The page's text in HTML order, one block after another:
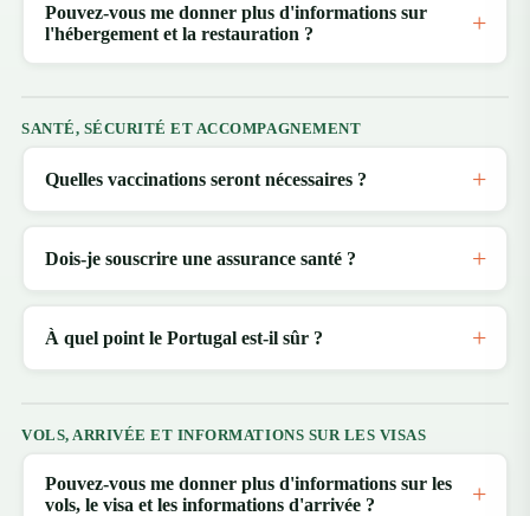
Pouvez-vous me donner plus d'informations sur
l'hébergement et la restauration ?
SANTÉ, SÉCURITÉ ET ACCOMPAGNEMENT
Quelles vaccinations seront nécessaires ?
Dois-je souscrire une assurance santé ?
À quel point le Portugal est-il sûr ?
VOLS, ARRIVÉE ET INFORMATIONS SUR LES VISAS
Pouvez-vous me donner plus d'informations sur les
vols, le visa et les informations d'arrivée ?